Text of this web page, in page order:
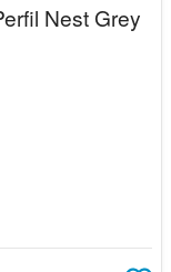
Nest Grey